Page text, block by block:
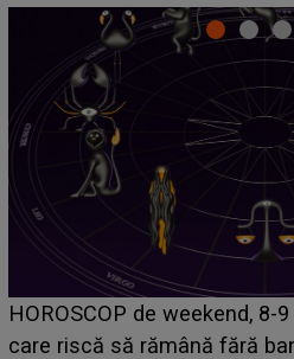
Emanuel a ținut ACEST
acum! În fața Alexandrei,